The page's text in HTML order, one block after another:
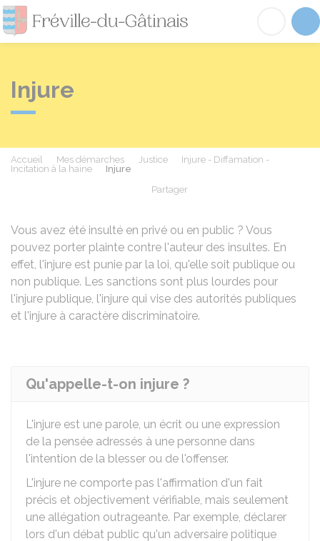
Fréville-du-
Injure
Accueil Mes démarches Justice
Injure - Diffamation -
Incitation à la haine
Injure
Partager
Vous avez été insulté en privé ou en public ? Vous
pouvez porter plainte contre l'auteur des insultes. En
effet, l'injure est punie par la loi, qu'elle soit publique ou
non publique. Les sanctions sont plus lourdes pour
l'injure publique, l'injure qui vise des autorités publiques
et l'injure à caractère discriminatoire.
Qu'appelle-t-on injure ?
L'injure est une parole, un écrit ou une expression
de la pensée adressés à une personne dans
l'intention de la blesser ou de l'offenser.
L'injure ne comporte pas l'affirmation d'un fait
précis et objectivement vérifiable, mais seulement
une allégation outrageante. Par exemple, déclarer
lors d'un débat public qu'un adversaire politique